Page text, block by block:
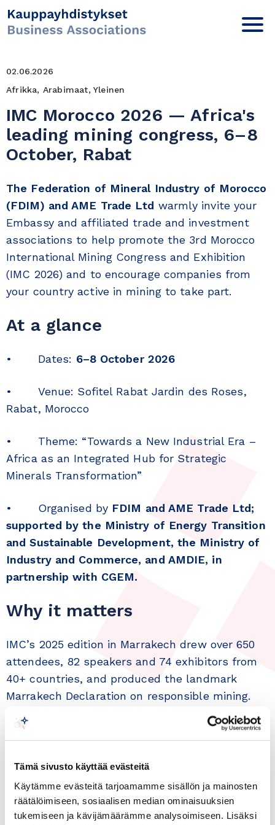
Tämä sivusto käyttää evästeitä
Käytämme evästeitä tarjoamamme sisällön ja mainosten
räätälöimiseen, sosiaalisen median ominaisuuksien
tukemiseen ja kävijämäärämme analysoimiseen. Lisäksi
02.06.2026
Afrikka, Arabimaat, Yleinen
IMC Morocco 2026 — Africa's
leading mining congress, 6–8
October, Rabat
The Federation of Mineral Industry of Morocco
(FDIM) and AME Trade Ltd warmly invite your
Embassy and affiliated trade and investment
associations to help promote the 3rd Morocco
International Mining Congress and Exhibition
(IMC 2026) and to encourage companies from
your country active in mining to take part.
At a glance
• Dates: 6–8 October 2026
• Venue: Sofitel Rabat Jardin des Roses,
Rabat, Morocco
• Theme: “Towards a New Industrial Era –
Africa as an Integrated Hub for Strategic
Minerals Transformation”
• Organised by FDIM and AME Trade Ltd;
supported by the Ministry of Energy Transition
and Sustainable Development, the Ministry of
Industry and Commerce, and AMDIE, in
partnership with CGEM.
Why it matters
IMC’s 2025 edition in Marrakech drew over 650
attendees, 82 speakers and 74 exhibitors from
40+ countries, and produced the landmark
Marrakech Declaration on responsible mining.
For 2026 the Congress moves to the capital,
Rabat, for the first time.
Morocco offers a compelling story for your
companies: 15th globally in the Fraser
Institute’s 2025 mining attractiveness index;
around three quarters of the world’s known